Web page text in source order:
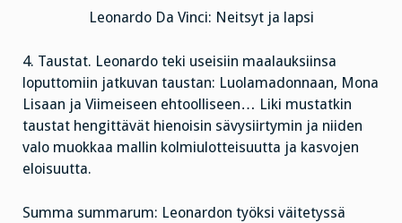
Leonardo Da Vinci: Neitsyt ja lapsi
4. Taustat. Leonardo teki useisiin maalauksiinsa
loputtomiin jatkuvan taustan: Luolamadonnaan, Mona
Lisaan ja Viimeiseen ehtoolliseen… Liki mustatkin
taustat hengittävät hienoisin sävysiirtymin ja niiden
valo muokkaa mallin kolmiulotteisuutta ja kasvojen
eloisuutta.
Summa summarum: Leonardon työksi väitetyssä